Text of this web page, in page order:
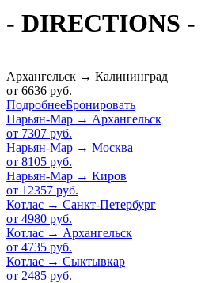
- DIRECTIONS -
Архангельск → Калининград
от 6636 руб.
ПодробнееБронировать
Нарьян-Мар → Архангельск
от 7307 руб.
Нарьян-Мар → Москва
от 8105 руб.
Нарьян-Мар → Киров
от 12357 руб.
Котлас → Санкт-Петербург
от 4980 руб.
Котлас → Архангельск
от 4735 руб.
Котлас → Сыктывкар
от 2485 руб.